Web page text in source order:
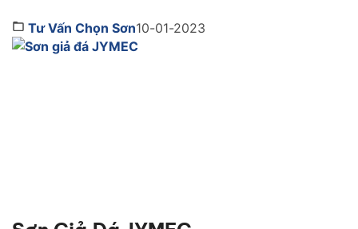
gia đình tin dùng lựa chọn. Cùng Sơn JYMEC tìm
hiểu ngay qua bài viết dưới đây nhé! 1. Sơn chống
Tư Vấn Chọn Sơn10-01-2023